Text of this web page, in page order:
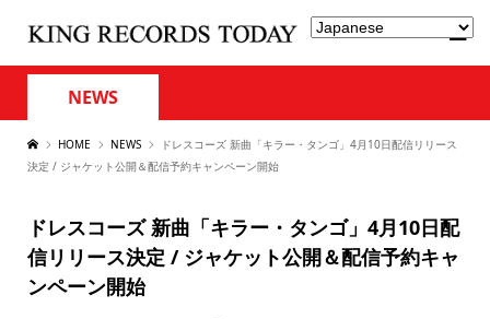
NEWS
HOME NEWS
ドレスコーズ 新曲「キラー・タンゴ」4月10日配信リリース
決定 / ジャケット公開＆配信予約キャンペーン開始
ドレスコーズ 新曲「キラー・タンゴ」4月10日配
信リリース決定 / ジャケット公開＆配信予約キャ
ンペーン開始